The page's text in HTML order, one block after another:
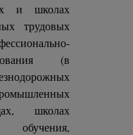
и школах
трудовых
(в
школах
обучения,